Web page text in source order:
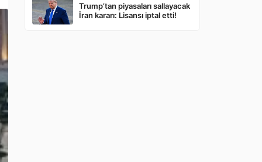
Trump’tan piyasaları sallayacak
İran kararı: Lisansı iptal etti!